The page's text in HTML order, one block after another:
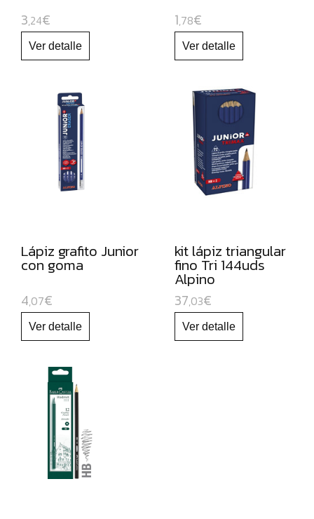
PIZARRA
BLANCA
Y
MARCADORES
FLUORESCENTES
PAPEL
MANIPULADOS
JUGUETE
ESPECIAL
NAVIDAD
3,24€ 1,78€
Lápiz grafito Junior
con goma
4,07€
kit lápiz triangular
fino Tri 144uds
Alpino
37,03€